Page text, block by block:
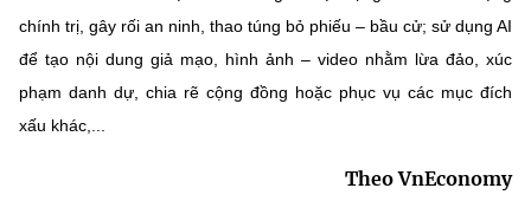
chính trị, gây rối an ninh, thao túng bỏ phiếu – bầu cử; sử dụng AI
để tạo nội dung giả mạo, hình ảnh – video nhằm lừa đảo, xúc
phạm danh dự, chia rẽ cộng đồng hoặc phục vụ các mục đích
xấu khác,...
Theo VnEconomy